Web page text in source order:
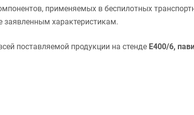
применяемых в беспилотных
заявленным характеристикам.
поставляемой продукции на стенде E400/6,